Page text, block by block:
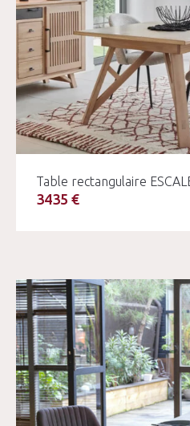
Table rectangulaire
3435 €